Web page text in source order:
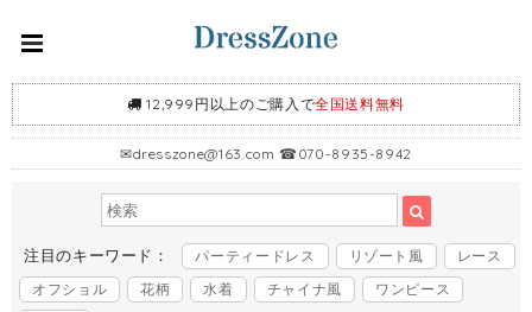
12,999円以上のご購入で全国送料無料
✉dresszone@163.com ☎070-8935-8942
注目のキーワード： パーティードレス リゾート風
レース
オフショル
花柄 水着 チャイナ風
ワンピース